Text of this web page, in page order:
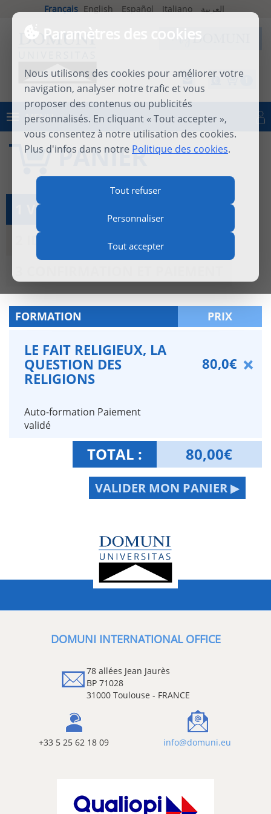
Paramètres des cookies
Nous utilisons des cookies pour améliorer votre
navigation, analyser notre trafic et vous
proposer des contenus ou publicités
personnalisés. En cliquant « Tout accepter »,
vous consentez à notre utilisation des cookies.
Plus d'infos dans notre Politique des cookies.
Tout refuser
Personnaliser
Tout accepter
Français English Español Italiano العربية
MENU Se connecter
PANIER
1 VOIR LE PANIER
2 IDENTIFICATION
FORMATION PRIX
LE FAIT RELIGIEUX, LA
QUESTION DES
RELIGIONS
Auto-formation Paiement
validé
80,0€
TOTAL : 80,00€
VALIDER MON PANIER ▶
DOMUNI INTERNATIONAL OFFICE
78 allées Jean Jaurès
BP 71028
31000 Toulouse - FRANCE
+33 5 25 62 18 09 info@domuni.eu